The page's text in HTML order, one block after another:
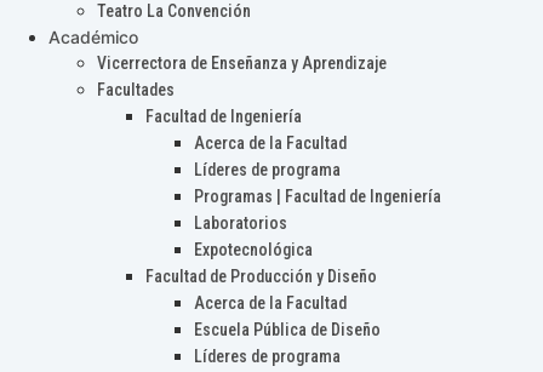
Teatro La Convención
Académico
Vicerrectora de Enseñanza y Aprendizaje
Facultades
Facultad de Ingeniería
Acerca de la Facultad
Líderes de programa
Programas | Facultad de Ingeniería
Laboratorios
Expotecnológica
Facultad de Producción y Diseño
Acerca de la Facultad
Escuela Pública de Diseño
Líderes de programa